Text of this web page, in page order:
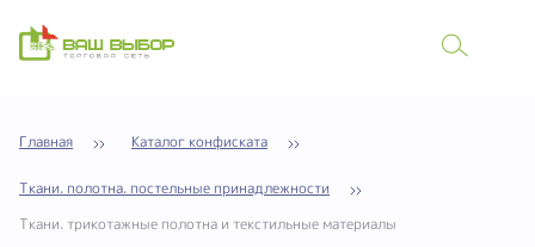
Главная Каталог конфиската
Ткани. полотна. постельные принадлежности
Ткани. трикотажные полотна и текстильные материалы